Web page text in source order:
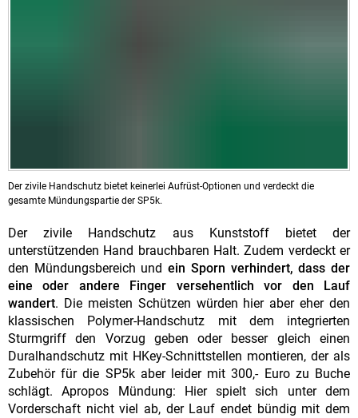
Der zivile Handschutz bietet keinerlei Aufrüst-Optionen und verdeckt die
gesamte Mündungspartie der SP5k.
Der zivile Handschutz aus Kunststoff bietet der
unterstützenden Hand brauchbaren Halt. Zudem verdeckt er
den Mündungsbereich undein Sporn verhindert, dass der
eine oder andere Finger versehentlich vor den Lauf
wandert. Die meisten Schützen würden hier aber eher den
klassischen Polymer-Handschutz mit dem integrierten
Sturmgriff den Vorzug geben oder besser gleich einen
Duralhandschutz mit HKey-Schnittstellen montieren, der als
Zubehör für die SP5k aber leider mit 300,- Euro zu Buche
schlägt. Apropos Mündung: Hier spielt sich unter dem
Vorderschaft nicht viel ab, der Lauf endet bündig mit dem